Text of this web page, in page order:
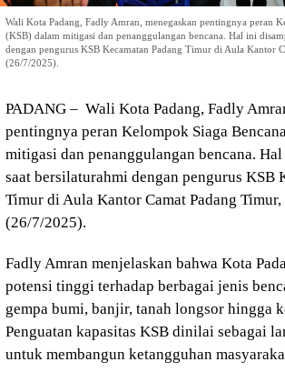
Wali Kota Padang, Fadly Amran, menegaskan pentingnya peran
(KSB) dalam mitigasi dan penanggulangan bencana. Hal ini
dengan pengurus KSB Kecamatan Padang Timur di Aula Kantor
(26/7/2025).
PADANG – Wali Kota Padang, Fadly
pentingnya peran Kelompok Siaga
mitigasi dan penanggulangan bencana.
saat bersilaturahmi dengan pengurus KSB
Timur di Aula Kantor Camat Padang Timur,
(26/7/2025).
Fadly Amran menjelaskan bahwa Kota
potensi tinggi terhadap berbagai jenis
gempa bumi, banjir, tanah longsor hingga
Penguatan kapasitas KSB dinilai sebagai
untuk membangun ketangguhan